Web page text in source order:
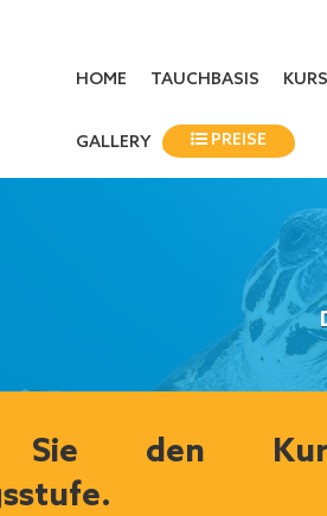
HOME TAUCHBASIS
GALLERY PREISE
Sie den